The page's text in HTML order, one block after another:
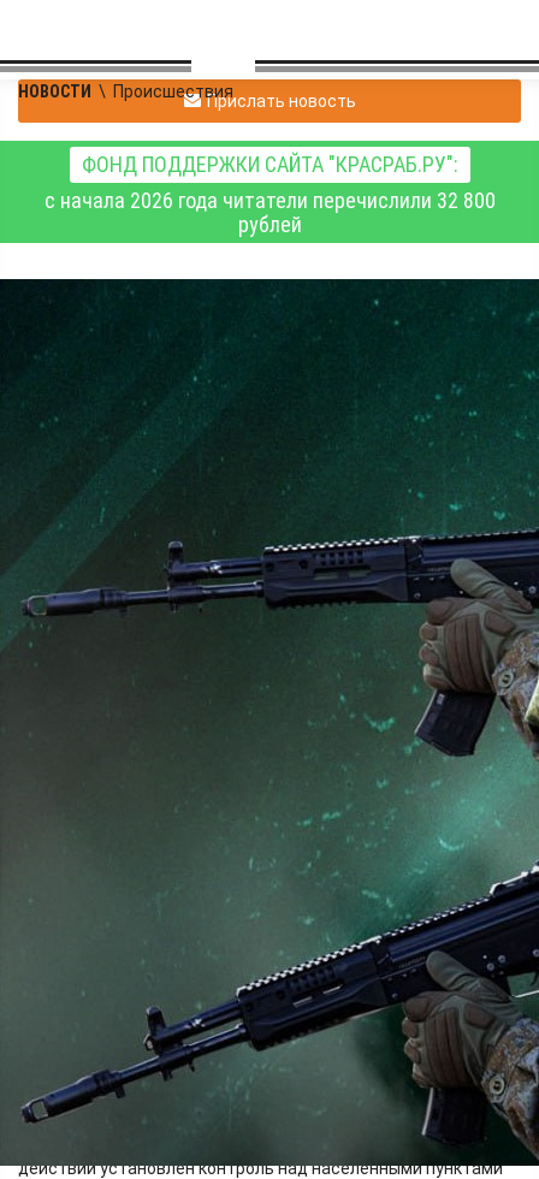
НОВОСТИ \ ПроисшествияПрислать новость
ФОНД ПОДДЕРЖКИ САЙТА "КРАСРАБ.РУ":
с начала 2026 года читатели перечислили 32 800
рублей
Сводка Минобороны РФ
о ходе специальной
военной операции на 4
июля 2026 года
Происшествия
04.07.2026 21:50
Подразделения группировки войск «Север» улучшили
тактическое положение. Нанесено поражение живой силе и
технике механизированной бригады ВСУ и бригады
теробороны в районе населённых пунктов Глухов и Хотень
Сумской области.
В Харьковской области нанесено поражение формированиям
мотопехотной бригады ВСУ и бригады теробороны в районе
населённых пунктов Ольховатка и Лютовка.
ВСУ потеряли более 205 военнослужащих, 16 автомобилей и
орудие полевой артиллерии.
Подразделения группировки войск «Запад» заняли более
выгодные рубежи и позиции. В результате решительных
действий установлен контроль над населёнными пунктами